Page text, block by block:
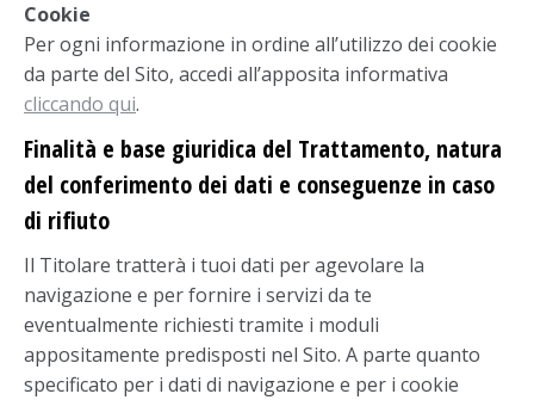
Cookie
Per ogni informazione in ordine all’utilizzo dei cookie
da parte del Sito, accedi all’apposita informativa
cliccando qui.
Finalità e base giuridica del Trattamento, natura
del conferimento dei dati e conseguenze in caso
di rifiuto
Il Titolare tratterà i tuoi dati per agevolare la
navigazione e per fornire i servizi da te
eventualmente richiesti tramite i moduli
appositamente predisposti nel Sito. A parte quanto
specificato per i dati di navigazione e per i cookie